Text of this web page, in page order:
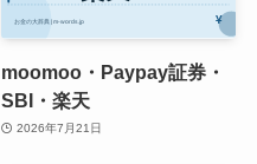
moomoo・Paypay証券・
SBI・楽天
2026年7月21日